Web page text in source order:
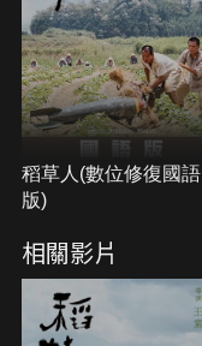
稻草人(數位修復國語
版)
相關影片